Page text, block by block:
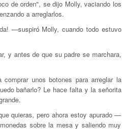
de orden", se dijo Molly, vaciando los
a arreglarlos.
—suspiró Molly, cuando todo estuvo
y antes de que su padre se marchara,
unos botones para arreglar la
bañarlo? Le hace falta y la señorita
quieras, pero ahora estoy apurado —
sobre la mesa y saliendo muy